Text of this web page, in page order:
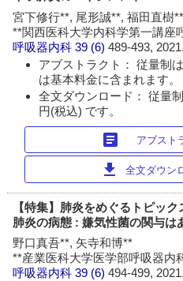
宮下修行**, 尾形誠**, 福田直樹
**関西医科大学内科学第一講座
呼吸器内科 39 (6)489-493, 2021.
アブストラクト： 従量制
は基本料金に含まれます。
全文ダウンロード： 従量
円(税込) です。
article アブスト
download 全文ダウン
【特集】肺炎をめぐるトピッ
肺炎の病態 : 嫌気性菌の関与は
野口真吾**, 矢寺和博**
**産業医科大学医学部呼吸器内
呼吸器内科 39 (6)494-499, 2021.